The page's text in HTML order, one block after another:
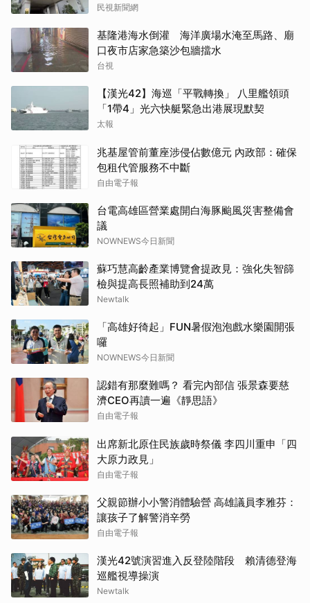
民視新聞網
基隆港海水倒灌 海洋廣場水淹至馬路、廟
口夜市店家急築沙包牆擋水
台視
【漢光42】海巡「平戰轉換」 八里艦領頭
「1帶4」光六快艇緊急出港展現默契
太報
兆基屋管前董座涉侵佔數億元 內政部：確保
包租代管服務不中斷
自由電子報
台電高雄區營業處開白海豚颱風災害整備會
議
NOWNEWS今日新聞
蘇巧慧高齡產業博覽會提政見：強化失智篩
檢與提高長照補助到24萬
Newtalk
「高雄好徛起」FUN暑假泡泡戲水樂園開張
囉
NOWNEWS今日新聞
認錯有那麼難嗎？ 看完內部信 張景森要慈
濟CEO再讀一遍《靜思語》
自由電子報
出席新北原住民族歲時祭儀 李四川重申「四
大原力政見」
自由電子報
父親節辦小小警消體驗營 高雄議員李雅芬：
讓孩子了解警消辛勞
自由電子報
漢光42號演習進入反登陸階段 賴清德登海
巡艦視導操演
Newtalk